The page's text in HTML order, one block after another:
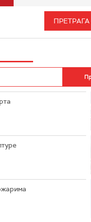
РАДИО БЕОГРАД 3
РАДИО РОКЕНРОЛЕР
РАДИО ЏЕЗЕР
ИНФО